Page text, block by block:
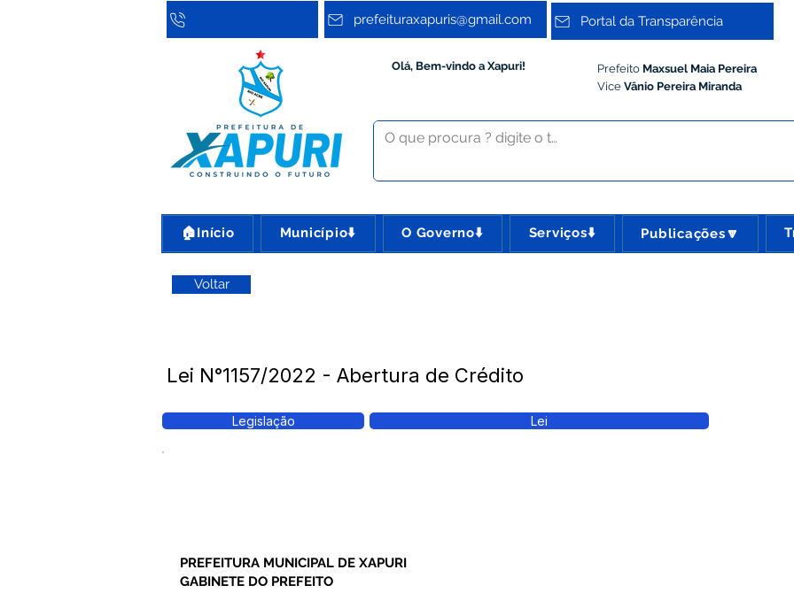
prefeituraxapuris@gmail.com Portal da Transparência
Olá, Bem-vindo a Xapuri! Prefeito Maxsuel Maia Pereira
Vice Vânio Pereira Miranda
🏠Início Município⬇️ O Governo⬇️ Serviços⬇️ Publicações🔽
Voltar
Lei N°1157/2022 - Abertura de Crédito
Legislação Lei
PREFEITURA MUNICIPAL DE XAPURI
GABINETE DO PREFEITO